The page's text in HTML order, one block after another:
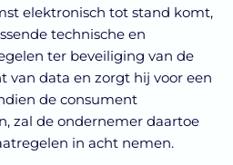
elektronisch tot stand komt,
technische en
ter beveiliging van de
van data en zorgt hij voor een
de consument
zal de ondernemer daartoe
in acht nemen.